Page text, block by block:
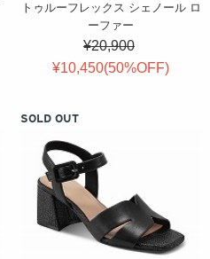
トゥルーフレックス シェノール ロ
ーファー
¥20,900
¥10,450(50%OFF)
SOLD OUT